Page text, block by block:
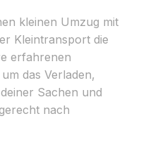
kleinen Umzug mit
Kleintransport die
erfahrenen
das Verladen,
Sachen und
nach